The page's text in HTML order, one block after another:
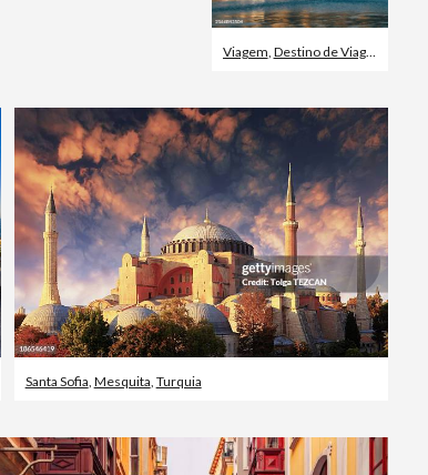
Viagem Destino de Viagem
Santa Sofia Mesquita Turquia